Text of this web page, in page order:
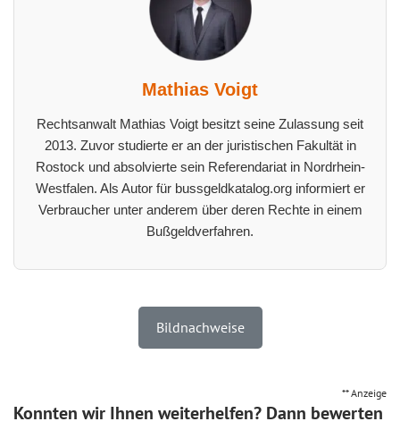
Mathias Voigt
Rechtsanwalt Mathias Voigt besitzt seine Zulassung seit
2013. Zuvor studierte er an der juristischen Fakultät in
Rostock und absolvierte sein Referendariat in Nordrhein-
Westfalen. Als Autor für bussgeldkatalog.org informiert er
Verbraucher unter anderem über deren Rechte in einem
Bußgeldverfahren.
Bildnachweise
** Anzeige
Konnten wir Ihnen weiterhelfen? Dann bewerten